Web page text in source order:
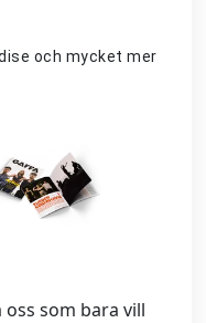
och mycket mer
oss som bara vill